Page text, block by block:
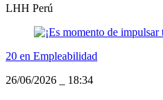
LHH Perú
20 en Empleabilidad
26/06/2026
18:34